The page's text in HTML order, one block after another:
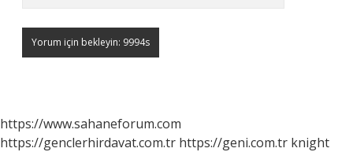
https://www.sahaneforum.com
https://genclerhirdavat.com.tr https://geni.com.tr knight